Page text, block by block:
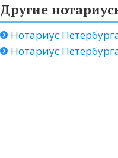
Другие
Нотариус
Нотариус